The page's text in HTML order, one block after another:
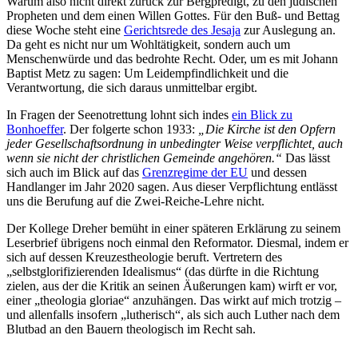
Propheten und dem einen Willen Gottes. Für den Buß- und Bettag
diese Woche steht eine Gerichtsrede des Jesaja zur Auslegung an.
Da geht es nicht nur um Wohltätigkeit, sondern auch um
Menschenwürde und das bedrohte Recht. Oder, um es mit Johann
Baptist Metz zu sagen: Um Leidempfindlichkeit und die
Verantwortung, die sich daraus unmittelbar ergibt.
In Fragen der Seenotrettung lohnt sich indes ein Blick zu
Bonhoeffer. Der folgerte schon 1933:
„Die Kirche ist den Opfern
jeder Gesellschaftsordnung in unbedingter Weise verpflichtet, auch
wenn sie nicht der christlichen Gemeinde angehören.“ Das lässt
sich auch im Blick auf das Grenzregime der EU und dessen
Handlanger im Jahr 2020 sagen. Aus dieser Verpflichtung entlässt
uns die Berufung auf die Zwei-Reiche-Lehre nicht.
Der Kollege Dreher bemüht in einer späteren Erklärung zu seinem
Leserbrief übrigens noch einmal den Reformator. Diesmal, indem er
sich auf dessen Kreuzestheologie beruft. Vertretern des
„selbstglorifizierenden Idealismus“ (das dürfte in die Richtung
zielen, aus der die Kritik an seinen Äußerungen kam) wirft er vor,
einer „theologia gloriae“ anzuhängen. Das wirkt auf mich trotzig –
und allenfalls insofern „lutherisch“, als sich auch Luther nach dem
Blutbad an den Bauern theologisch im Recht sah.